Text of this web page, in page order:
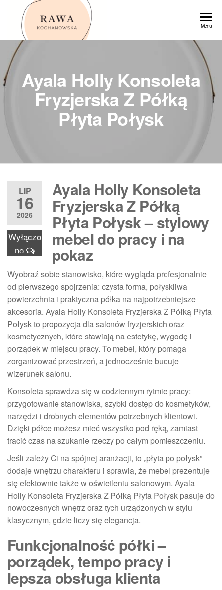
Przejdź
Menu
Ayala Holly Konsoleta
Fryzjerska Z Półką
Płyta Połysk
LIP
16
2026
Wyłączo
no
Ayala Holly Konsoleta
Fryzjerska Z Półką
Płyta Połysk – stylowy
mebel do pracy i na
pokaz
Wyobraź sobie stanowisko, które wygląda profesjonalnie
od pierwszego spojrzenia: czysta forma, połyskliwa
powierzchnia i praktyczna półka na najpotrzebniejsze
akcesoria. Ayala Holly Konsoleta Fryzjerska Z Półką Płyta
Połysk to propozycja dla salonów fryzjerskich oraz
kosmetycznych, które stawiają na estetykę, wygodę i
porządek w miejscu pracy. To mebel, który pomaga
zorganizować przestrzeń, a jednocześnie buduje
wizerunek salonu.
Konsoleta sprawdza się w codziennym rytmie pracy:
przygotowanie stanowiska, szybki dostęp do kosmetyków,
narzędzi i drobnych elementów potrzebnych klientowi.
Dzięki półce możesz mieć wszystko pod ręką, zamiast
tracić czas na szukanie rzeczy po całym pomieszczeniu.
Jeśli zależy Ci na spójnej aranżacji, to „płyta po połysk”
dodaje wnętrzu charakteru i sprawia, że mebel prezentuje
się efektownie także w oświetleniu salonowym. Ayala
Holly Konsoleta Fryzjerska Z Półką Płyta Połysk pasuje do
nowoczesnych wnętrz oraz tych urządzonych w stylu
klasycznym, gdzie liczy się elegancja.
Funkcjonalność półki –
porządek, tempo pracy i
lepsza obsługa klienta